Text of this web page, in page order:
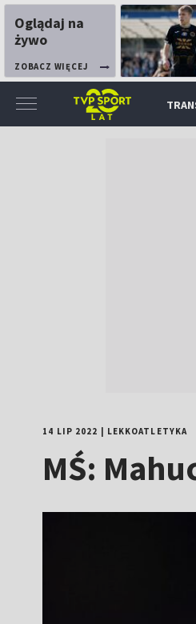
Oglądaj na
żywo
ZOBACZ WIĘCEJ
14 LIP 2022 LEKKOATLETYKA
MŚ: